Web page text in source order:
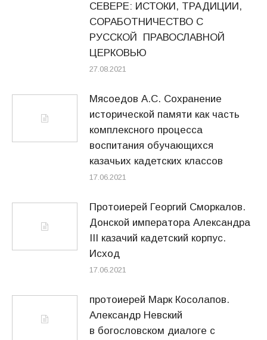
СЕВЕРЕ: ИСТОКИ, ТРАДИЦИИ,
СОРАБОТНИЧЕСТВО С
РУССКОЙ ПРАВОСЛАВНОЙ
ЦЕРКОВЬЮ
27.08.2021
Мясоедов А.С. Сохранение
исторической памяти как часть
комплексного процесса
воспитания обучающихся
казачьих кадетских классов
17.06.2021
Протоиерей Георгий Сморкалов.
Донской императора Александра
III казачий кадетский корпус.
Исход
17.06.2021
протоиерей Марк Косолапов.
Александр Невский
в богословском диалоге с